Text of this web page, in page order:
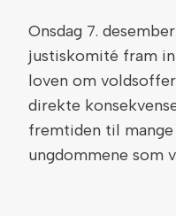
Onsdag 7.
justiskomité fram
loven om
direkte
fremtiden til mange
ungdommene som